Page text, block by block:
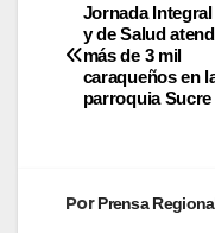
Jornada
y de Salud
más de 3 mil
caraqueños en
parroquia Sucre
PorPrensa